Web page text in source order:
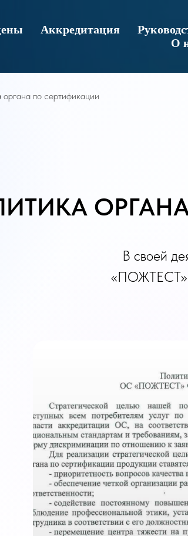
Аккредитация
О
органа по сертификации
В своей
«ПОЖТЕСТ»